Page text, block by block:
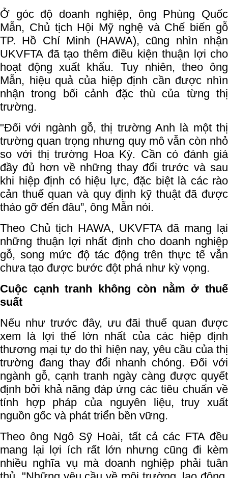
Ở góc độ doanh nghiệp, ông Phùng Quốc
Mẫn, Chủ tịch Hội Mỹ nghệ và Chế biến gỗ
TP. Hồ Chí Minh (HAWA), cũng nhìn nhận
UKVFTA đã tạo thêm điều kiện thuận lợi cho
hoạt động xuất khẩu. Tuy nhiên, theo ông
Mẫn, hiệu quả của hiệp định cần được nhìn
nhận trong bối cảnh đặc thù của từng thị
trường.
"Đối với ngành gỗ, thị trường Anh là một thị
trường quan trọng nhưng quy mô vẫn còn nhỏ
so với thị trường Hoa Kỳ. Cần có đánh giá
đầy đủ hơn về những thay đổi trước và sau
khi hiệp định có hiệu lực, đặc biệt là các rào
cản thuế quan và quy định kỹ thuật đã được
tháo gỡ đến đâu”, ông Mẫn nói.
Theo Chủ tịch HAWA, UKVFTA đã mang lại
những thuận lợi nhất định cho doanh nghiệp
gỗ, song mức độ tác động trên thực tế vẫn
chưa tạo được bước đột phá như kỳ vọng.
Cuộc cạnh tranh không còn nằm ở thuế
suất
Nếu như trước đây, ưu đãi thuế quan được
xem là lợi thế lớn nhất của các hiệp định
thương mại tự do thì hiện nay, yêu cầu của thị
trường đang thay đổi nhanh chóng. Đối với
ngành gỗ, cạnh tranh ngày càng được quyết
định bởi khả năng đáp ứng các tiêu chuẩn về
tính hợp pháp của nguyên liệu, truy xuất
nguồn gốc và phát triển bền vững.
Theo ông Ngô Sỹ Hoài, tất cả các FTA đều
mang lại lợi ích rất lớn nhưng cũng đi kèm
nhiều nghĩa vụ mà doanh nghiệp phải tuân